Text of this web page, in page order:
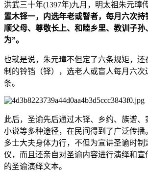
洪武三十年(1397年)九月，明太祖朱元璋
置木铎一，内选年老或瞽者，每月六次持
顺父母、尊敬长上、和睦乡里、教训子
为”。
也就是说，朱元璋不但定了六条规矩，还
制的铃铛（铎），选老人或盲人每月六次
条。
此后，圣谕先后通过木铎、乡约、族谱、
小说等多种途径，在民间得到了广泛传播
多士大夫身体力行，不但为宣讲圣谕时制
仪，而且还亲自对圣谕内容进行演绎和宣
的圣谕演绎文本。